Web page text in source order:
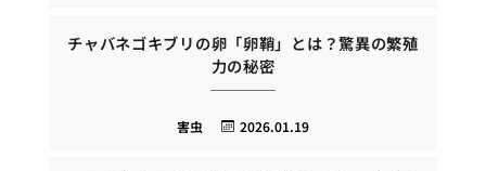
チャバネゴキブリの卵「卵鞘」とは？驚異の繁殖
力の秘密
2026.01.19
害虫